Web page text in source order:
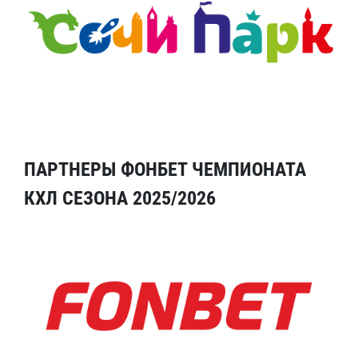
ПАРТНЕРЫ ФОНБЕТ ЧЕМПИОНАТА
КХЛ СЕЗОНА 2025/2026